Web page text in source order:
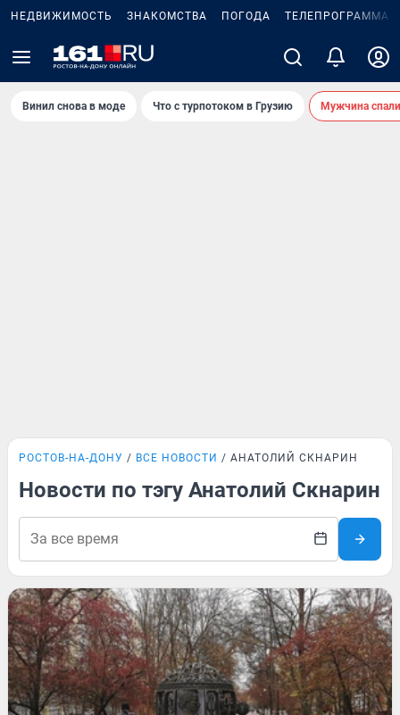
НЕДВИЖИМОСТЬ ЗНАКОМСТВА ПОГОДА ТЕЛЕПРОГРАММА
Винил снова в моде Что с турпотоком в Грузию Мужчина
РОСТОВ-НА-ДОНУ ВСЕ НОВОСТИ АНАТОЛИЙ СКНАРИН
Новости по тэгу Анатолий Скнарин